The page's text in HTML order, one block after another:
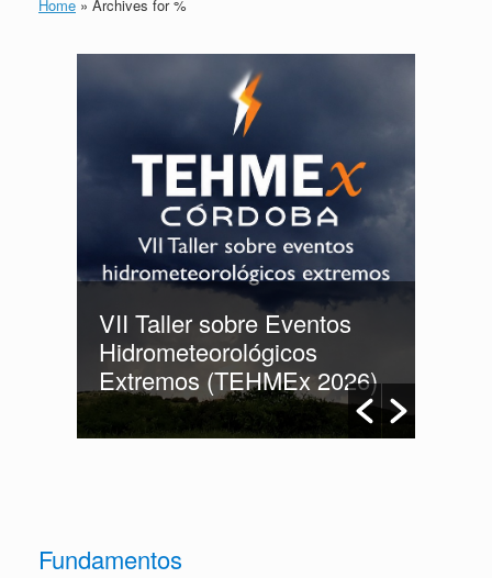
Home » Archives for %
VII Taller sobre Eventos
Hidrometeorológicos
Extremos (TEHMEx 2026)
Fundamentos